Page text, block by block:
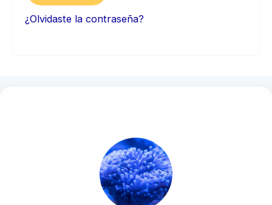
¿Olvidaste la contraseña?